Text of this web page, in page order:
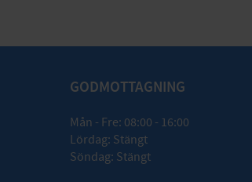
GODMOTTAGNING
Mån - Fre: 08:00 - 16:00
Lördag: Stängt
Söndag: Stängt